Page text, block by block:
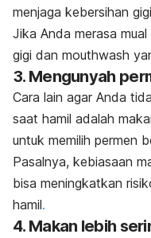
menjaga kebersihan
Jika Anda merasa
gigi dan mouthwash
3. Mengunyah
Cara lain agar Anda
saat hamil adalah
untuk memilih permen
Pasalnya, kebiasaan
bisa meningkatkan
hamil.
4. Makan lebih